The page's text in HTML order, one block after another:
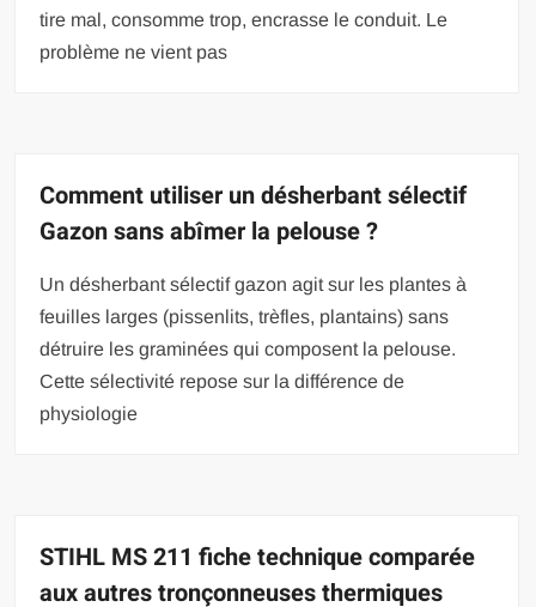
tire mal, consomme trop, encrasse le conduit. Le
problème ne vient pas
Comment utiliser un désherbant sélectif
Gazon sans abîmer la pelouse ?
Un désherbant sélectif gazon agit sur les plantes à
feuilles larges (pissenlits, trèfles, plantains) sans
détruire les graminées qui composent la pelouse.
Cette sélectivité repose sur la différence de
physiologie
STIHL MS 211 fiche technique comparée
aux autres tronçonneuses thermiques